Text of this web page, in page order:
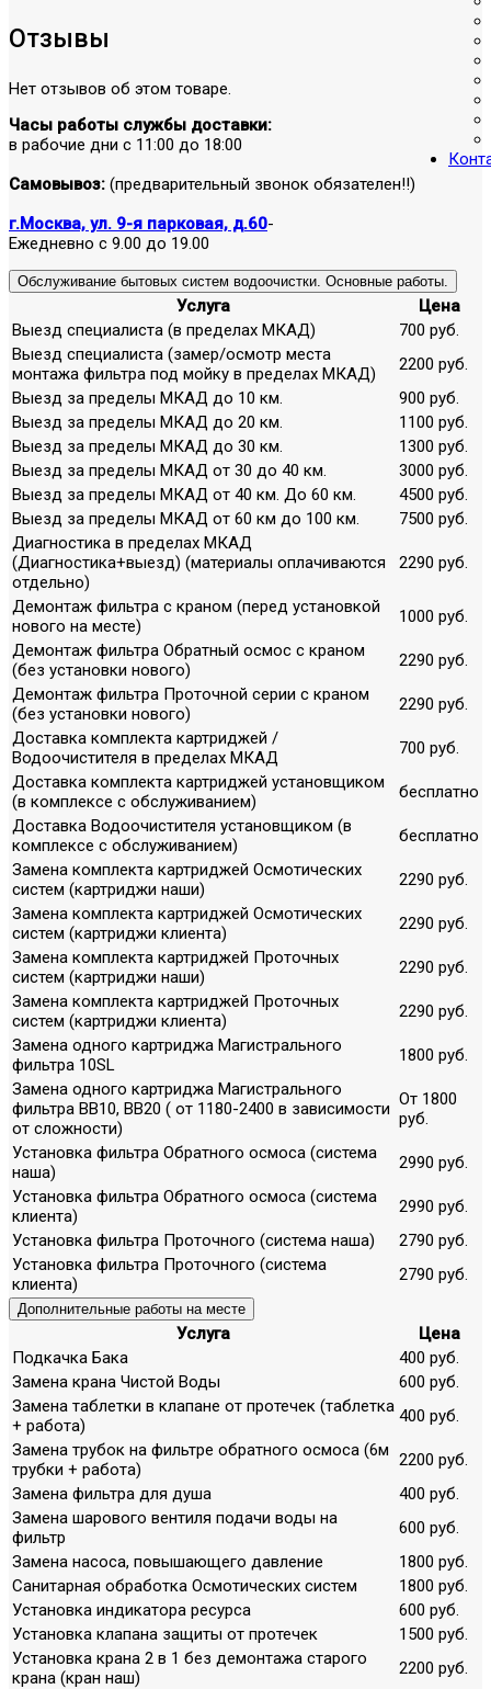
Отзывы
Нет отзывов об этом товаре.
Часы работы службы доставки:
в рабочие дни с 11:00 до 18:00
Самовывоз: (предварительный звонок обязателен!!)
г.Москва, ул. 9-я парковая, д.60-
Ежедневно с 9.00 до 19.00
Обслуживание бытовых систем водоочистки. Основные работы.
Услуга
Цена
Выезд специалиста (в пределах МКАД)
700 руб.
Выезд специалиста (замер/осмотр места
монтажа фильтра под мойку в пределах МКАД)
2200 руб.
Выезд за пределы МКАД до 10 км.
900 руб.
Выезд за пределы МКАД до 20 км.
1100 руб.
Выезд за пределы МКАД до 30 км.
1300 руб.
Выезд за пределы МКАД от 30 до 40 км.
3000 руб.
Выезд за пределы МКАД от 40 км. До 60 км.
4500 руб.
Выезд за пределы МКАД от 60 км до 100 км.
7500 руб.
Диагностика в пределах МКАД
(Диагностика+выезд) (материалы оплачиваются
отдельно)
2290 руб.
Демонтаж фильтра с краном (перед установкой
нового на месте)
1000 руб.
Демонтаж фильтра Обратный осмос с краном
(без установки нового)
2290 руб.
Демонтаж фильтра Проточной серии с краном
(без установки нового)
2290 руб.
Доставка комплекта картриджей /
Водоочистителя в пределах МКАД
700 руб.
Доставка комплекта картриджей установщиком
(в комплексе с обслуживанием)
бесплатно
Доставка Водоочистителя установщиком (в
комплексе с обслуживанием)
бесплатно
Замена комплекта картриджей Осмотических
систем (картриджи наши)
2290 руб.
Замена комплекта картриджей Осмотических
систем (картриджи клиента)
2290 руб.
Замена комплекта картриджей Проточных
систем (картриджи наши)
2290 руб.
Замена комплекта картриджей Проточных
систем (картриджи клиента)
2290 руб.
Замена одного картриджа Магистрального
фильтра 10SL
1800 руб.
Замена одного картриджа Магистрального
фильтра ВВ10, ВВ20 ( от 1180-2400 в зависимости
от сложности)
От 1800
руб.
Установка фильтра Обратного осмоса (система
наша)
2990 руб.
Установка фильтра Обратного осмоса (система
клиента)
2990 руб.
Установка фильтра Проточного (система наша)
2790 руб.
Установка фильтра Проточного (система
клиента)
2790 руб.
Дополнительные работы на месте
Услуга
Цена
Подкачка Бака
400 руб.
Замена крана Чистой Воды
600 руб.
Замена таблетки в клапане от протечек (таблетка
+ работа)
400 руб.
Замена трубок на фильтре обратного осмоса (6м
трубки + работа)
2200 руб.
Замена фильтра для душа
400 руб.
Замена шарового вентиля подачи воды на
фильтр
600 руб.
Замена насоса, повышающего давление
1800 руб.
Санитарная обработка Осмотических систем
1800 руб.
Установка индикатора ресурса
600 руб.
Установка клапана защиты от протечек
1500 руб.
Установка крана 2 в 1 без демонтажа старого
крана (кран наш)
2200 руб.